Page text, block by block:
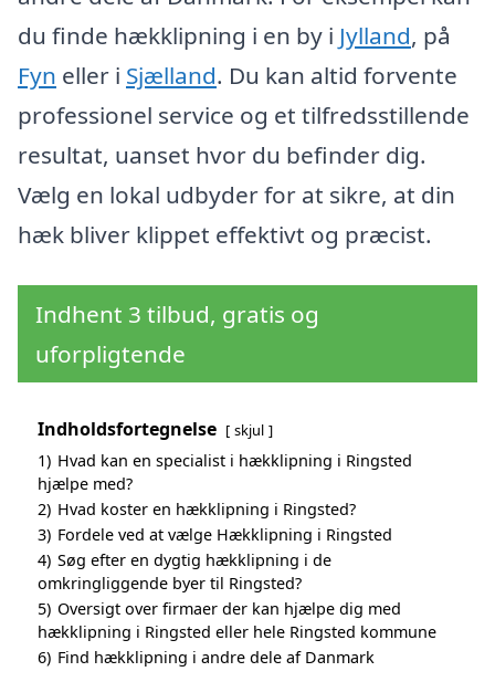
du finde hækklipning i en by i Jylland, på
Fyn eller i Sjælland. Du kan altid forvente
professionel service og et tilfredsstillende
resultat, uanset hvor du befinder dig.
Vælg en lokal udbyder for at sikre, at din
hæk bliver klippet effektivt og præcist.
Indhent 3 tilbud, gratis og
uforpligtende
Indholdsfortegnelse skjul
1) Hvad kan en specialist i hækklipning i Ringsted
hjælpe med?
2) Hvad koster en hækklipning i Ringsted?
3) Fordele ved at vælge Hækklipning i Ringsted
4) Søg efter en dygtig hækklipning i de
omkringliggende byer til Ringsted?
5) Oversigt over firmaer der kan hjælpe dig med
hækklipning i Ringsted eller hele Ringsted kommune
6) Find hækklipning i andre dele af Danmark